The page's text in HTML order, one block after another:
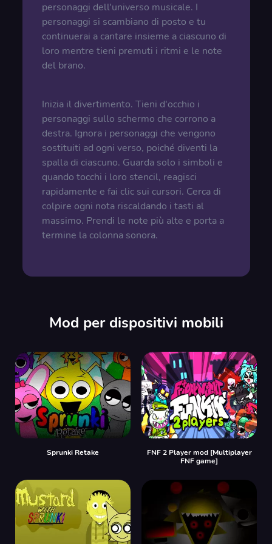
personaggi dell'universo musicale. I
personaggi si scambiano di posto e tu
continuerai a cantare insieme a ciascuno di
loro mentre tieni premuti i ritmi e le note
del brano.
Inizia il divertimento. Tieni d'occhio i
personaggi sullo schermo che corrono a
destra. Ignora i personaggi che vengono
sostituiti ad ogni verso, poiché diventi la
spalla di ciascuno. Guarda solo i simboli e
quando tocchi i loro stencil, reagisci
rapidamente e fai clic sui cursori. Cerca di
colpire ogni nota riscaldando i tasti al
massimo. Prendi le note più alte e porta a
termine la colonna sonora.
Mod per dispositivi mobili
Sprunki Retake
FNF 2 Player mod [Multiplayer
FNF game]